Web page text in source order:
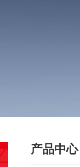
产品中心